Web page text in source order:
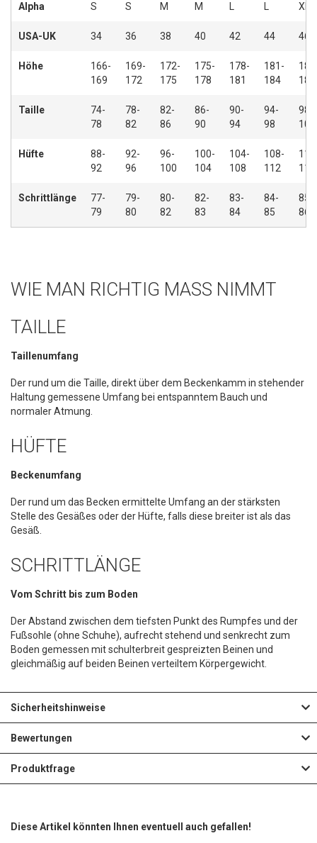
Alpha S S M M L L XL
USA-UK 34 36 38 40 42 44 46
Höhe
166-
169
169-
172
172-
175
175-
178
178-
181
181-
184
187
Taille
74-
78
78-
82
82-
86
86-
90
90-
94
94-
98
98-
102
Hüfte
88-
92
92-
96
96-
100
100-
104
104-
108
108-
112
116
Schrittlänge
77-
79
79-
80
80-
82
82-
83
83-
84
84-
85
85-
86
WIE MAN RICHTIG MASS NIMMT
TAILLE
Taillenumfang
Der rund um die Taille, direkt über dem Beckenkamm in stehender
Haltung gemessene Umfang bei entspanntem Bauch und
normaler Atmung.
HÜFTE
Beckenumfang
Der rund um das Becken ermittelte Umfang an der stärksten
Stelle des Gesäßes oder der Hüfte, falls diese breiter ist als das
Gesäß.
SCHRITTLÄNGE
Vom Schritt bis zum Boden
Der Abstand zwischen dem tiefsten Punkt des Rumpfes und der
Fußsohle (ohne Schuhe), aufrecht stehend und senkrecht zum
Boden gemessen mit schulterbreit gespreizten Beinen und
gleichmäßig auf beiden Beinen verteiltem Körpergewicht.
Sicherheitshinweise
Bewertungen
Produktfrage
Diese Artikel könnten Ihnen eventuell auch gefallen!